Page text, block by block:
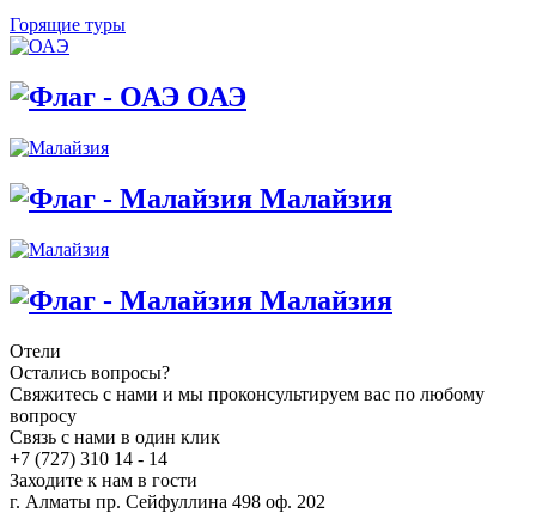
Горящие туры
ОАЭ
Малайзия
Малайзия
Отели
Остались вопросы?
Свяжитесь с нами и мы проконсультируем вас по любому
вопросу
Связь с нами в один клик
+7 (727) 310 14 - 14
Заходите к нам в гости
г. Алматы пр. Сейфуллина 498 оф. 202